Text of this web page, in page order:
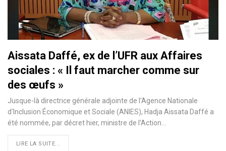
Aissata Daffé, ex de l’UFR aux Affaires
sociales : « Il faut marcher comme sur
des œufs »
Jusque-là directrice générale adjointe de l'Agence Nationale
d'Inclusion Économique et Sociale (ANIES), Hadja Aissata Daffé a
été nommée, par décret hier, ministre de l'Action
LIRE LA SUITE...